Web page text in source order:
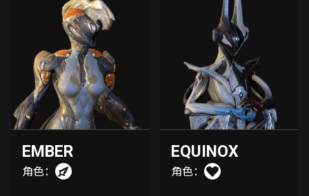
EMBER
角色：
EQUINOX
角色：